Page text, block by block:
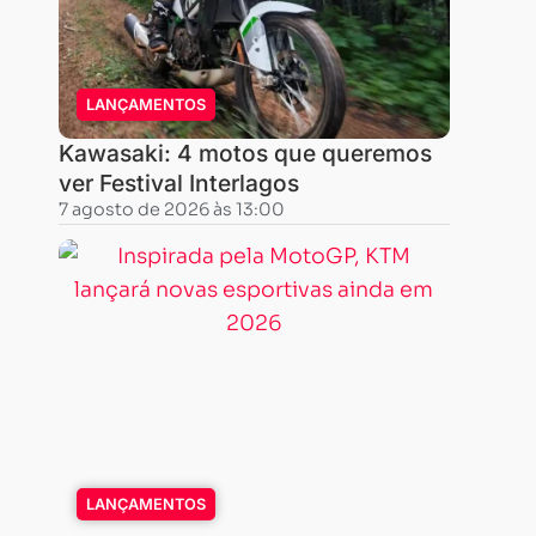
LANÇAMENTOS
Kawasaki: 4 motos que queremos
ver Festival Interlagos
7 agosto de 2026 às 13:00
LANÇAMENTOS